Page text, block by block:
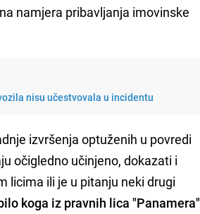
namjera pribavljanja imovinske
nisu učestvovala u incidentu
izvršenja optuženih u povredi
očigledno učinjeno, dokazati i
licima ili je u pitanju neki drugi
koga iz pravnih lica "Panamera"